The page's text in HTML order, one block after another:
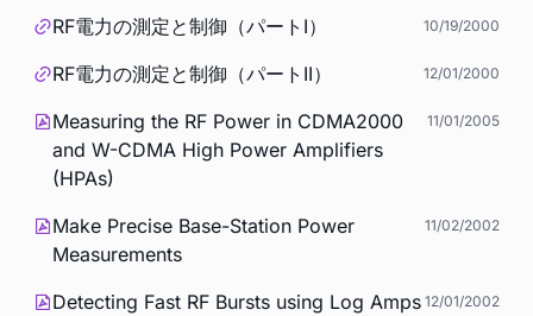
RF電力の測定と制御（パートI） 10/19/2000
RF電力の測定と制御（パートII） 12/01/2000
Measuring the RF Power in CDMA2000
and W-CDMA High Power Amplifiers
(HPAs)
11/01/2005
Make Precise Base-Station Power
Measurements
11/02/2002
Detecting Fast RF Bursts using Log Amps 12/01/2002